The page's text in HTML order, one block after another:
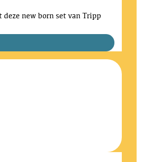
new born set van Tripp